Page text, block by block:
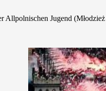
Jugend